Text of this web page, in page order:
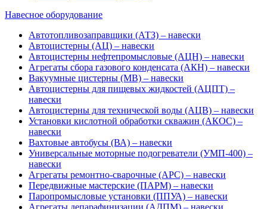
Навесное оборудование
Автотопливозаправщики (АТЗ) – навески
Автоцистерны (АЦ) – навески
Автоцистерны нефтепромысловые (АЦН) – навески
Агрегаты сбора газового конденсата (АКН) – навески
Вакуумные цистерны (МВ) – навески
Автоцистерны для пищевых жидкостей (АЦПТ) –
навески
Автоцистерны для технической воды (АЦВ) – навески
Установки кислотной обработки скважин (АКОС) –
навески
Вахтовые автобусы (ВА) – навески
Универсальные моторные подогреватели (УМП-400) –
навески
Агрегаты ремонтно-сварочные (АРС) – навески
Передвижные мастерские (ПАРМ) – навески
Паропромысловые установки (ППУА) – навески
Агрегаты депарафинизации (АДПМ) – навески